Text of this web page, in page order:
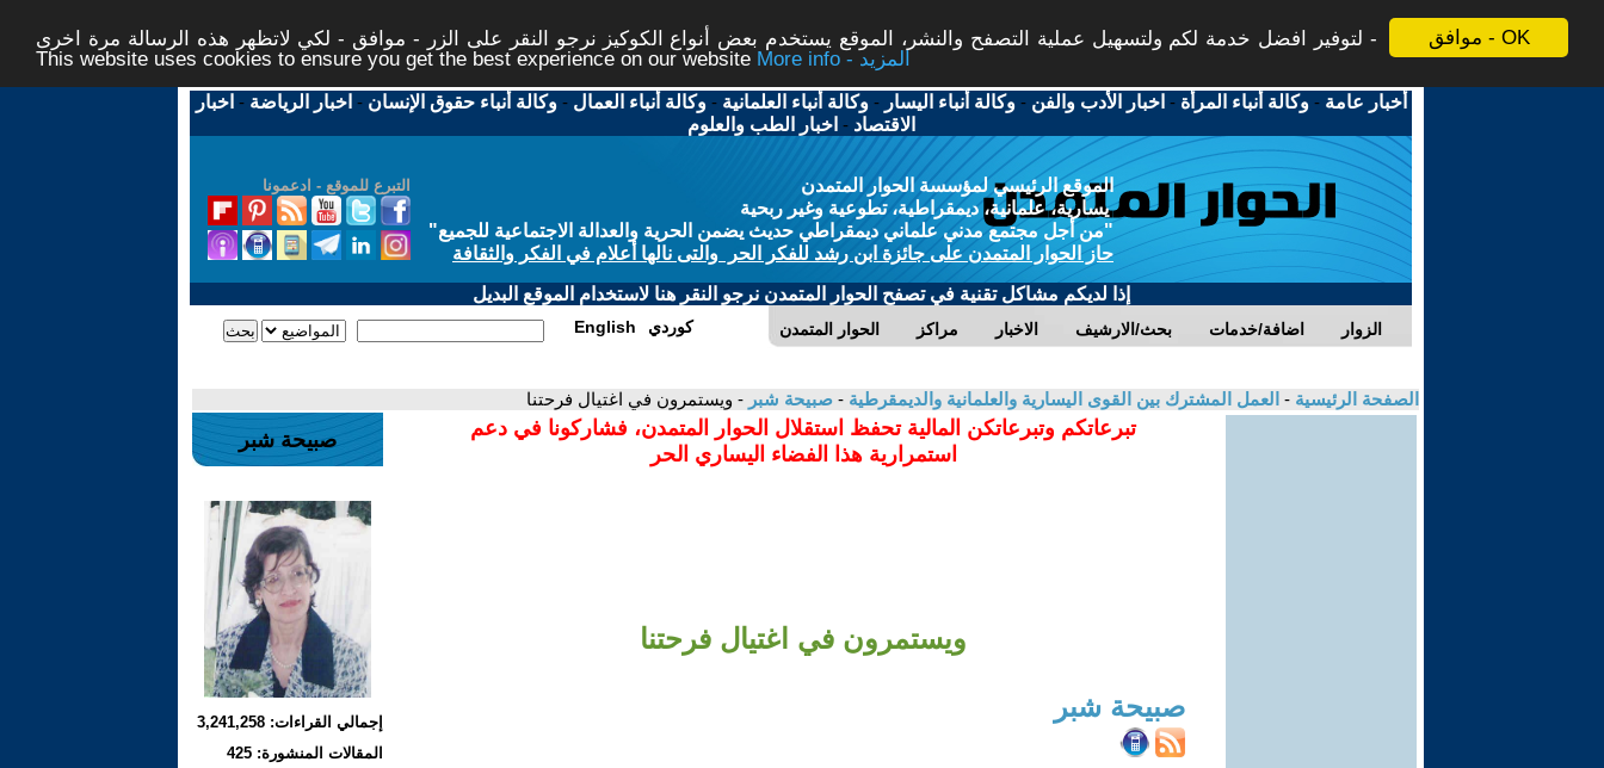
موافق - OK
لتوفير افضل خدمة لكم ولتسهيل عملية التصفح والنشر، الموقع يستخدم بعض أنواع الكوكيز نرجو النقر على الزر - موافق - لكي لاتظهر هذه الرسالة مرة اخرى -
This website uses cookies to ensure you get the best experience on our website
More info - المزيد
أخبار عامة -وكالة أنباء المرأة - اخبار الأدب والفن -وكالة أنباء اليسار -وكالة أنباء العلمانية -وكالة أنباء العمال -وكالة أنباء حقوق الإنسان - اخبار الرياضة - اخبار
الاقتصاد - اخبار الطب والعلوم
التبرع للموقع - ادعمونا
الموقع الرئيسي لمؤسسة الحوار المتمدن
يسارية، علمانية، ديمقراطية، تطوعية وغير ربحية
"من أجل مجتمع مدني علماني ديمقراطي حديث يضمن الحرية والعدالة الاجتماعية للجميع"
حاز الحوار المتمدن على جائزة ابن رشد للفكر الحر والتى نالها أعلام في الفكر والثقافة
إذا لديكم مشاكل تقنية في تصفح الحوار المتمدن نرجو النقر هنا لاستخدام الموقع البديل
الحوار المتمدن مراكز الاخبار بحث/الارشيف اضافة/خدمات الزوار English كوردي
الصفحة الرئيسية - العمل المشترك بين القوى اليسارية والعلمانية والديمقرطية - صبيحة شبر - ويستمرون في اغتيال فرحتنا
تبرعاتكم وتبرعاتكن المالية تحفظ استقلال الحوار المتمدن، فشاركونا في دعم
استمرارية هذا الفضاء اليساري الحر
ويستمرون في اغتيال فرحتنا
صبيحة شبر
صبيحة شبر
إجمالي القراءات: 3,241,258
المقالات المنشورة: 425